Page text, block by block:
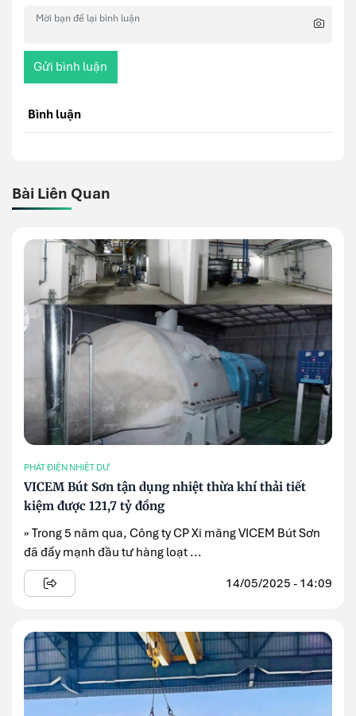
Gửi bình luận
Bình luận
Bài Liên Quan
PHÁT ĐIỆN NHIỆT DƯ
VICEM Bút Sơn tận dụng nhiệt thừa khí thải tiết
kiệm được 121,7 tỷ đồng
» Trong 5 năm qua, Công ty CP Xi măng VICEM Bút Sơn
đã đẩy mạnh đầu tư hàng loạt ...
14/05/2025 - 14:09